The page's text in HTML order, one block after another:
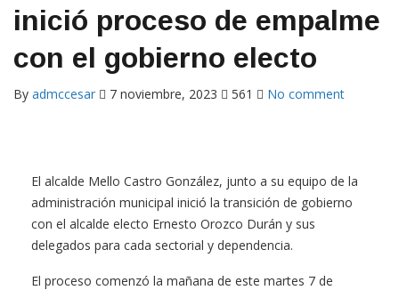
inició proceso de empalme
con el gobierno electo
By admccesar 7 noviembre, 2023 561 No comment
El alcalde Mello Castro González, junto a su equipo de la
administración municipal inició la transición de gobierno
con el alcalde electo Ernesto Orozco Durán y sus
delegados para cada sectorial y dependencia.
El proceso comenzó la mañana de este martes 7 de